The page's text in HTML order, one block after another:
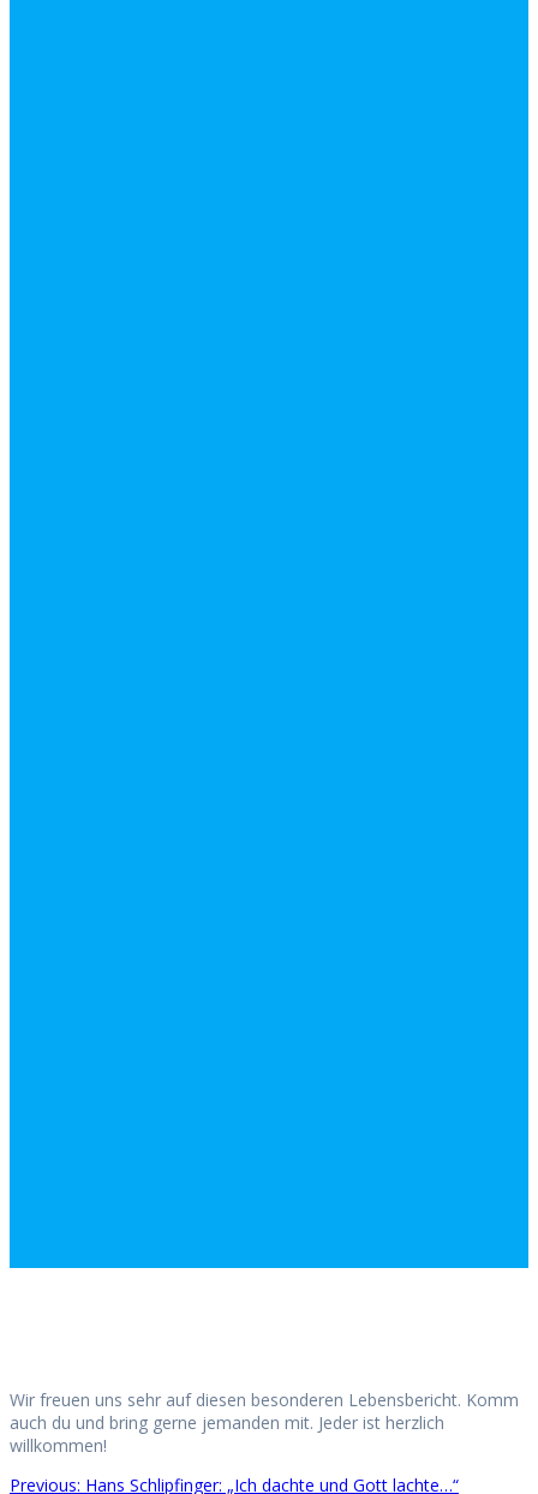
Wir freuen uns sehr auf diesen besonderen Lebensbericht. Komm
auch du und bring gerne jemanden mit. Jeder ist herzlich
willkommen!
Previous: Previous
Hans Schlipfinger: „Ich dachte und Gott lachte…“